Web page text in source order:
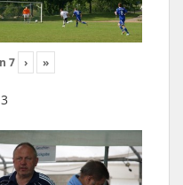
7 › »